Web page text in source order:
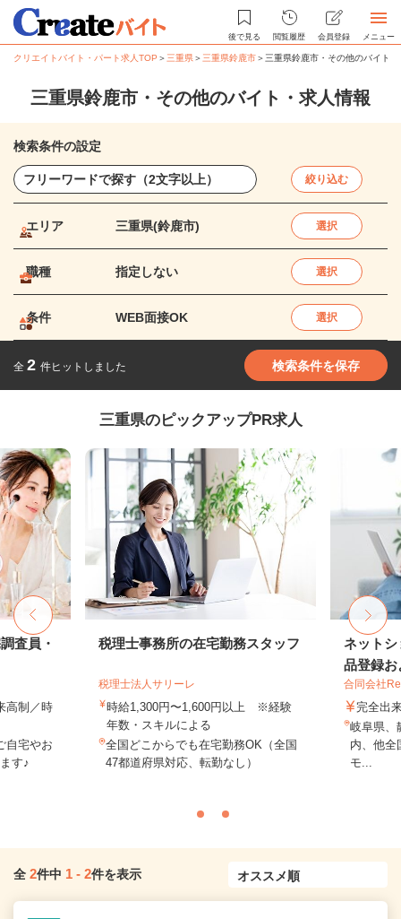
後で見る 閲覧履歴 会員登録 メニュー
クリエイトバイト・パート求人TOP ＞ 三重県＞ 三重県鈴鹿市＞ 三重県鈴鹿市・その他のバイト
三重県鈴鹿市・その他のバイト・求人情報
検索条件の設定
絞り込む
エリア 三重県(鈴鹿市) 選択
職種 指定しない 選択
条件 WEB面接OK 選択
全 2 件ヒットしました 検索条件を保存
三重県のピックアップPR求人
査員・
高制／時
宅やお
す♪
税理士事務所の在宅勤務スタッフ
税理士法人サリーレ
時給1,300円〜1,600円以上 ※経験
年数・スキルによる
全国どこからでも在宅勤務OK（全国
47都道府県対応、転勤なし）
ネットシ
品登録お
合同会社
完全出
岐阜県、
内、他
モ...
全 2件中 1 - 2件を表示